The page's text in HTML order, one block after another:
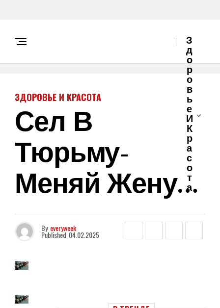
З
Д
О
Р
О
В
Ь
Е
И
К
Р
А
С
О
Т
А
ЗДОРОВЬЕ И КРАСОТА
Сел В
Тюрьму-
Меняй Жену…
By everyweek
Published 04.02.2025